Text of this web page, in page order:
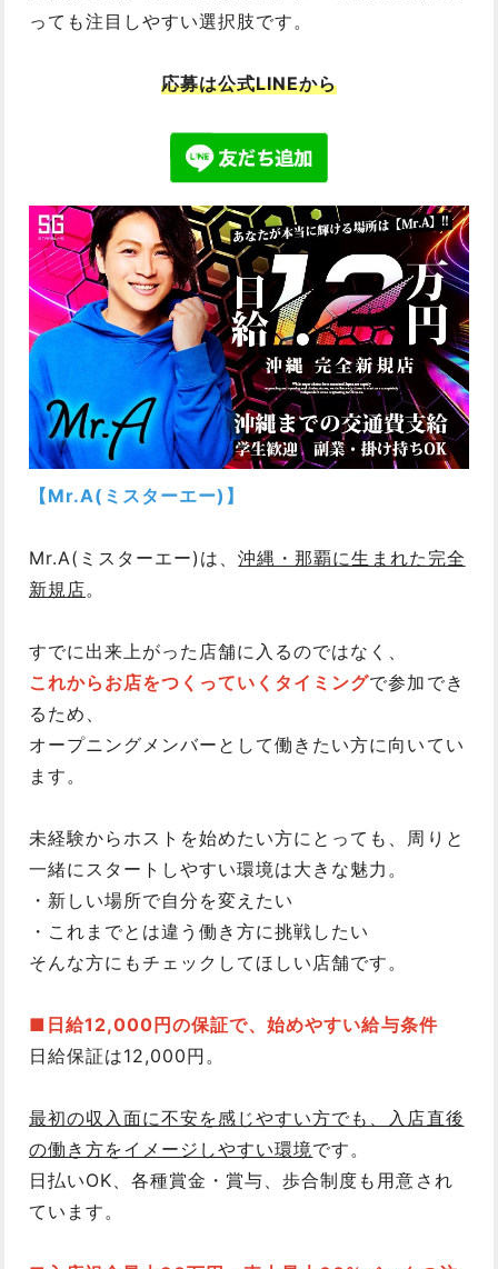
っても注目しやすい選択肢です。
応募は公式LINEから
【Mr.A(ミスターエー)】
Mr.A(ミスターエー)は、沖縄・那覇に生まれた完全
新規店。
すでに出来上がった店舗に入るのではなく、
これからお店をつくっていくタイミングで参加でき
るため、
オープニングメンバーとして働きたい方に向いてい
ます。
未経験からホストを始めたい方にとっても、周りと
一緒にスタートしやすい環境は大きな魅力。
・新しい場所で自分を変えたい
・これまでとは違う働き方に挑戦したい
そんな方にもチェックしてほしい店舗です。
■日給12,000円の保証で、始めやすい給与条件
日給保証は12,000円。
最初の収入面に不安を感じやすい方でも、入店直後
の働き方をイメージしやすい環境です。
日払いOK、各種賞金・賞与、歩合制度も用意され
ています。